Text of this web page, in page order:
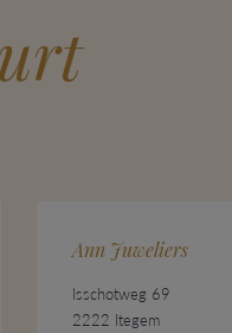
Ann Juweliers
Isschotweg 69
2222 Itegem